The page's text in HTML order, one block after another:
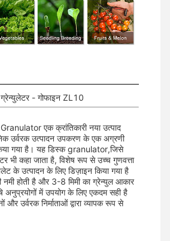
ग्रेन्युलेटर - गोफाइन ZL10
एक क्रांतिकारी नया उत्पाद
उर्वरक उत्पादन उपकरण के एक अग्रणी
किया गया है। यह डिस्क granulator,जिसे
भी कहा जाता है, विशेष रूप से उच्च गुणवत्ता
के उत्पादन के लिए डिज़ाइन किया गया है
होती है और 3-8 मिमी का ग्रेन्युल आकार
अनुप्रयोगों में उपयोग के लिए एकदम सही है
और उर्वरक निर्माताओं द्वारा व्यापक रूप से